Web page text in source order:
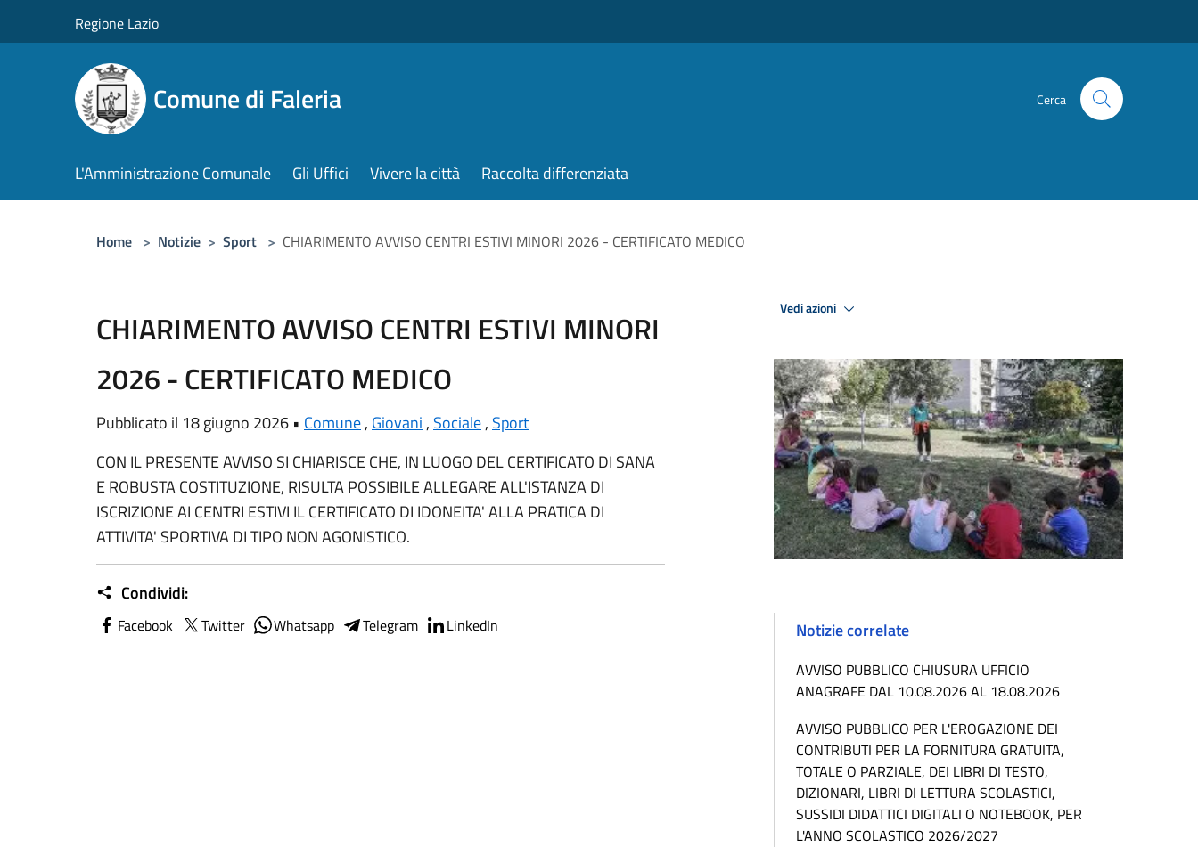
Regione Lazio
Comune di Faleria Cerca
L'Amministrazione Comunale Gli Uffici Vivere la città Raccolta differenziata
Home > Notizie > Sport > CHIARIMENTO AVVISO CENTRI ESTIVI MINORI 2026 - CERTIFICATO MEDICO
CHIARIMENTO AVVISO CENTRI ESTIVI MINORI
2026 - CERTIFICATO MEDICO
Pubblicato il 18 giugno 2026 • Comune, Giovani , Sociale, Sport
CON IL PRESENTE AVVISO SI CHIARISCE CHE, IN LUOGO DEL CERTIFICATO DI SANA
E ROBUSTA COSTITUZIONE, RISULTA POSSIBILE ALLEGARE ALL'ISTANZA DI
ISCRIZIONE AI CENTRI ESTIVI IL CERTIFICATO DI IDONEITA' ALLA PRATICA DI
ATTIVITA' SPORTIVA DI TIPO NON AGONISTICO.
Condividi:
Facebook Twitter Whatsapp Telegram LinkedIn
Vedi azioni
Notizie correlate
AVVISO PUBBLICO CHIUSURA UFFICIO
ANAGRAFE DAL 10.08.2026 AL 18.08.2026
AVVISO PUBBLICO PER L'EROGAZIONE DEI
CONTRIBUTI PER LA FORNITURA GRATUITA,
TOTALE O PARZIALE, DEI LIBRI DI TESTO,
DIZIONARI, LIBRI DI LETTURA SCOLASTICI,
SUSSIDI DIDATTICI DIGITALI O NOTEBOOK, PER
L'ANNO SCOLASTICO 2026/2027